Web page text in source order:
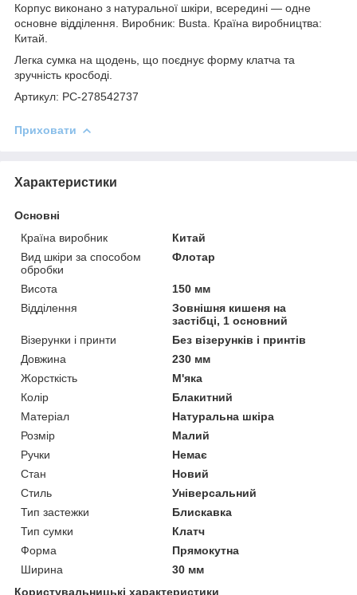
Корпус виконано з натуральної шкіри, всередині — одне
основне відділення. Виробник: Busta. Країна виробництва:
Китай.
Легка сумка на щодень, що поєднує форму клатча та
зручність кросбоді.
Артикул: PC-278542737
Приховати
Характеристики
Основні
Країна виробник
Китай
Вид шкіри за способом
обробки
Флотар
Висота
150 мм
Відділення
Зовнішня кишеня на
застібці, 1 основний
Візерунки і принти
Без візерунків і принтів
Довжина
230 мм
Жорсткість
М'яка
Колір
Блакитний
Матеріал
Натуральна шкіра
Розмір
Малий
Ручки
Немає
Стан
Новий
Стиль
Універсальний
Тип застежки
Блискавка
Тип сумки
Клатч
Форма
Прямокутна
Ширина
30 мм
Користувальницькі характеристики